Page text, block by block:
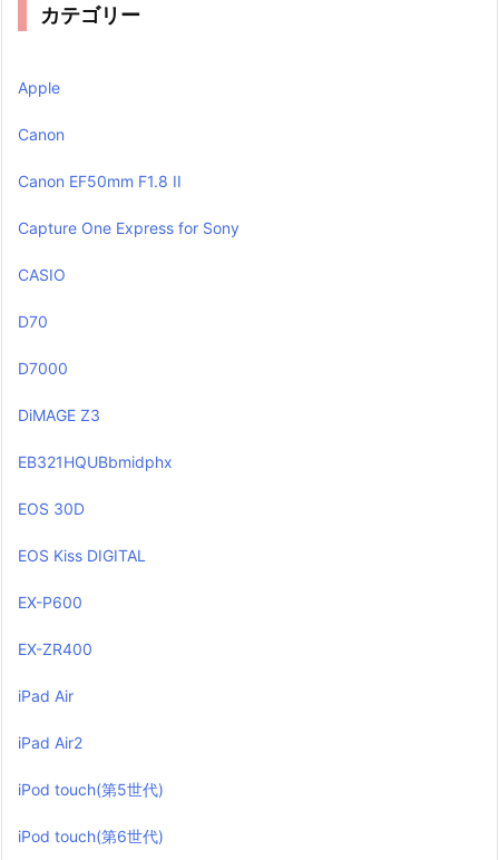
カテゴリー
Apple
Canon
Canon EF50mm F1.8 II
Capture One Express for Sony
CASIO
D70
D7000
DiMAGE Z3
EB321HQUBbmidphx
EOS 30D
EOS Kiss DIGITAL
EX-P600
EX-ZR400
iPad Air
iPad Air2
iPod touch(第5世代)
iPod touch(第6世代)